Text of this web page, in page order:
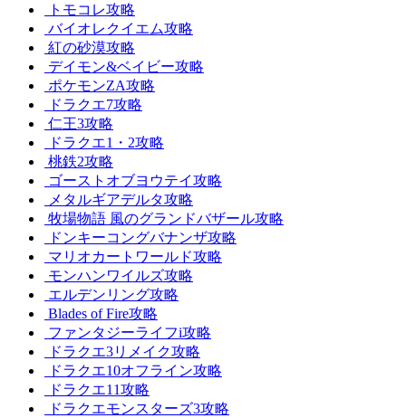
トモコレ攻略
バイオレクイエム攻略
紅の砂漠攻略
デイモン&ベイビー攻略
ポケモンZA攻略
ドラクエ7攻略
仁王3攻略
ドラクエ1・2攻略
桃鉄2攻略
ゴーストオブヨウテイ攻略
メタルギアデルタ攻略
牧場物語 風のグランドバザール攻略
ドンキーコングバナンザ攻略
マリオカートワールド攻略
モンハンワイルズ攻略
エルデンリング攻略
Blades of Fire攻略
ファンタジーライフi攻略
ドラクエ3リメイク攻略
ドラクエ10オフライン攻略
ドラクエ11攻略
ドラクエモンスターズ3攻略